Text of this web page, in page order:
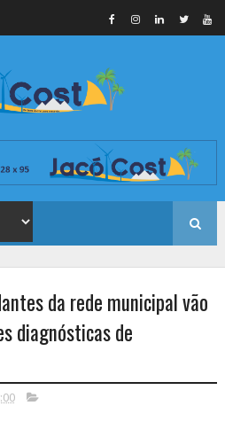
da rede municipal vão
diagnósticas de